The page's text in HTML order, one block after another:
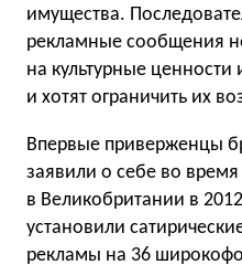
имущества.
рекламные сообщения
на культурные
и хотят ограничить их
Впервые приверженцы
заявили о себе во
в Великобритании в
установили
рекламы на 36